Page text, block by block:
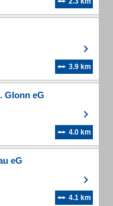
3.9 km
Glonn eG
4.0 km
eG
4.1 km